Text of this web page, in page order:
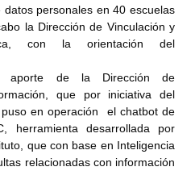
personales en 40 escuelas
la Dirección de Vinculación y
con la orientación del
aporte de la Dirección de
que por iniciativa del
en operación el chatbot de
herramienta desarrollada por
que con base en Inteligencia
relacionadas con información